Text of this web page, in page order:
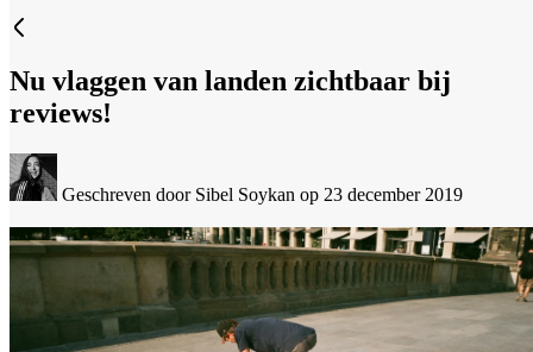
Nu vlaggen van landen zichtbaar bij
reviews!
Geschreven door Sibel Soykan op 23 december 2019